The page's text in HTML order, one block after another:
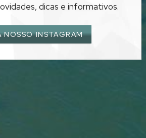
dicas e informativos.
NOSSO INSTAGRAM